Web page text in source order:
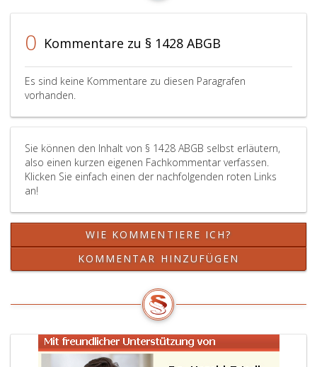
0 Kommentare zu § 1428 ABGB
Es sind keine Kommentare zu diesen Paragrafen
vorhanden.
Sie können den Inhalt von § 1428 ABGB selbst erläutern,
also einen kurzen eigenen Fachkommentar verfassen.
Klicken Sie einfach einen der nachfolgenden roten Links
an!
WIE KOMMENTIERE ICH?
KOMMENTAR HINZUFÜGEN